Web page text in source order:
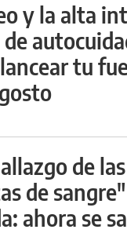
y la alta
tu
de las
de
ahora se